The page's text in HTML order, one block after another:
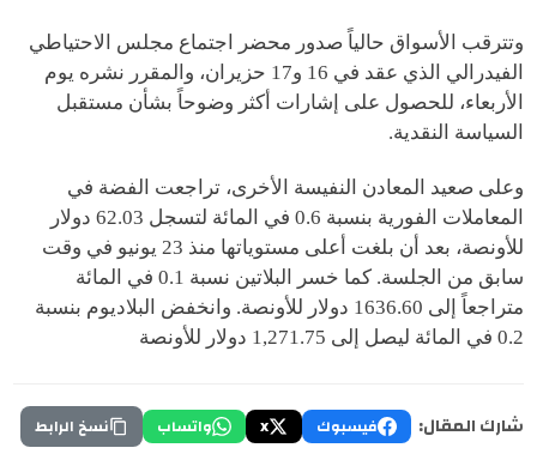
وتترقب الأسواق حالياً صدور محضر اجتماع مجلس الاحتياطي
الفيدرالي الذي عقد في 16 و17 حزيران، والمقرر نشره يوم
الأربعاء، للحصول على إشارات أكثر وضوحاً بشأن مستقبل
السياسة النقدية.
وعلى صعيد المعادن النفيسة الأخرى، تراجعت الفضة في
المعاملات الفورية بنسبة 0.6 في المائة لتسجل 62.03 دولار
للأونصة، بعد أن بلغت أعلى مستوياتها منذ 23 يونيو في وقت
سابق من الجلسة. كما خسر البلاتين نسبة 0.1 في المائة
متراجعاً إلى 1636.60 دولار للأونصة. وانخفض البلاديوم بنسبة
0.2 في المائة ليصل إلى 1,271.75 دولار للأونصة
شارك المقال: فيسبوك X واتساب نسخ الرابط